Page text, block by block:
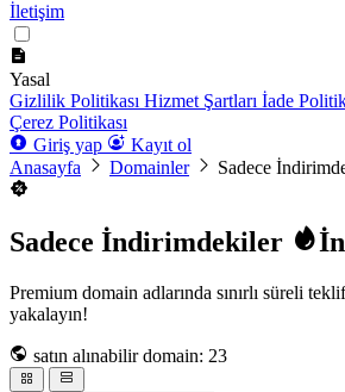
İletişim
Yasal
Gizlilik Politikası Hizmet Şartları İade
Çerez Politikası
Giriş yap
Kayıt ol
Anasayfa
Domainler Sadece
Sadece İndirimdekiler
Premium domain adlarında sınırlı süreli
yakalayın!
satın alınabilir domain: 23